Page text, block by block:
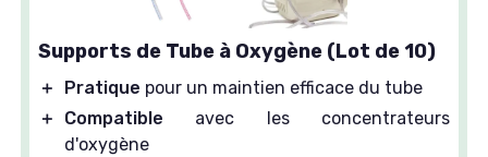
Supports de Tube à Oxygène (Lot de 10)
＋ Pratique pour un maintien efficace du tube
＋
Compatible avec les concentrateurs
d'oxygène